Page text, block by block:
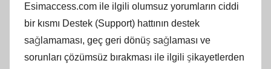
Esimaccess.com ile ilgili olumsuz yorumların ciddi
bir kısmı Destek (Support) hattının destek
sağlamaması, geç geri dönüş sağlaması ve
sorunları çözümsüz bırakması ile ilgili şikayetlerden